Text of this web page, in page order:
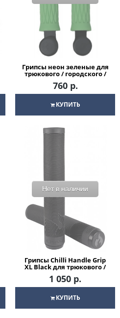
Грипсы неон зеленые для
трюкового / городского /
детского самоката
760 р.
КУПИТЬ
Нет в наличии
Грипсы Chilli Handle Grip
XL Black для трюкового /
городского / детского
самоката
1 050 р.
КУПИТЬ